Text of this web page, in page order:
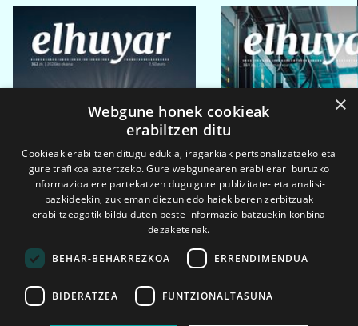
2026ko eka. 1a 2026ko mar. 1a
×
Webgune honek cookieak
erabiltzen ditu
Cookieak erabiltzen ditugu edukia, iragarkiak pertsonalizatzeko eta
gure trafikoa aztertzeko. Gure webgunearen erabilerari buruzko
informazioa ere partekatzen dugu gure publizitate- eta analisi-
bazkideekin, zuk eman diezun edo haiek beren zerbitzuak
erabiltzeagatik bildu duten beste informazio batzuekin konbina
dezaketenak.
BEHAR-BEHARREZKOA ERRENDIMENDUA
BIDERATZEA FUNTZIONALTASUNA